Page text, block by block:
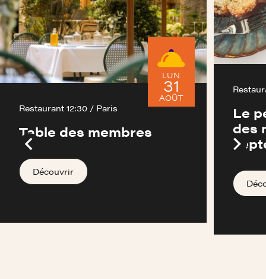
LUN
31
AOÛT
Restaurant 12:30 / Paris
Table des membres
Découvrir
Le
des